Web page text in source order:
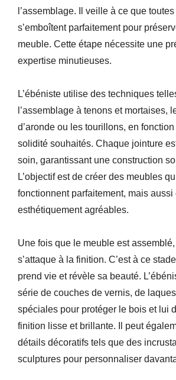
l’assemblage. Il veille à ce que
s’emboîtent parfaitement pour
meuble. Cette étape nécessite une
expertise minutieuses.
L’ébéniste utilise des techniques
l’assemblage à tenons et mortaises,
d’aronde ou les tourillons, en
solidité souhaités. Chaque jointure
soin, garantissant une construction
L’objectif est de créer des meubles
fonctionnent parfaitement, mais aussi
esthétiquement agréables.
Une fois que le meuble est assemblé,
s’attaque à la finition. C’est à ce
prend vie et révèle sa beauté.
série de couches de vernis, de
spéciales pour protéger le bois et lui
finition lisse et brillante. Il peut
détails décoratifs tels que des
sculptures pour personnaliser